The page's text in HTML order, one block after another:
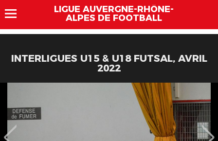
LIGUE AUVERGNE-RHÔNE-
ALPES DE FOOTBALL
INTERLIGUES U15 & U18 FUTSAL, AVRIL
2022